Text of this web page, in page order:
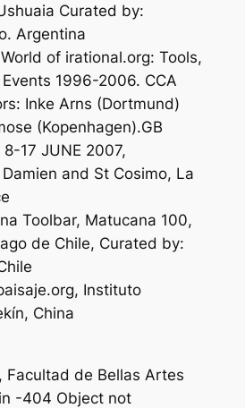
Curated by:
Argentina
of irational.org: Tools,
1996-2006. CCA
Inke Arns (Dortmund)
(Kopenhagen).GB
17 JUNE 2007,
and St Cosimo, La
Toolbar, Matucana 100,
de Chile, Curated by:
Instituto
China
Facultad de Bellas Artes
-404 Object not